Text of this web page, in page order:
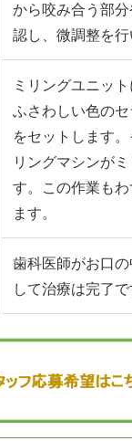
から咬み合う部
認し、微調整を行
ミリングユニッ
ふさわしい色の
をセットします
リングマシンが
す。この作業も
ます。
歯科医師がお口
して治療は完了で